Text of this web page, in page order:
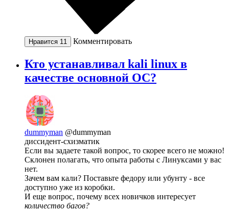
Нравится 11 Комментировать
Кто устанавливал kali linux в
качестве основной ОС?
dummyman @dummyman
диссидент-схизматик
Если вы задаете такой вопрос, то скорее всего не можно!
Склонен полагать, что опыта работы с Линуксами у вас
нет.
Зачем вам кали? Поставьте федору или убунту - все
доступно уже из коробки.
И еще вопрос, почему всех новичков интересует
количество багов?